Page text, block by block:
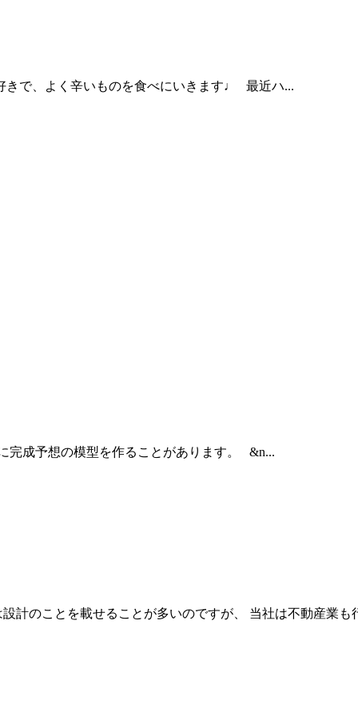
きで、よく辛いものを食べにいきます♩ 最近ハ...
完成予想の模型を作ることがあります。 &n...
計のことを載せることが多いのですが、 当社は不動産業